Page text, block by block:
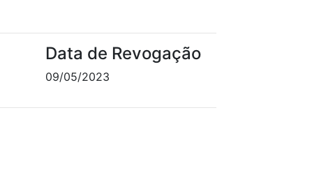
Data de Revogação
09/05/2023